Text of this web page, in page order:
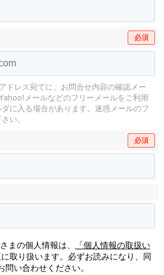
必須
ドレス宛てに、お問合せ内容の確認メー
メールなどのフリーメールをご利用
に入る場合があります。 迷惑メールのフ
い。
必須
まの個人情報は、
「個人情報の取扱い
取り扱います。必ずお読みになり、同
問い合わせください。